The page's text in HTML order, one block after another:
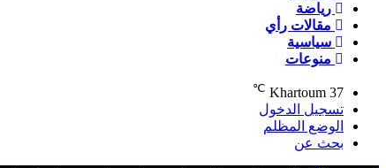
رياضة
مقالات رأي
سياسية
منوعات
Khartoum 37
℃
تسجيل الدخول
الوضع المظلم
بحث عن